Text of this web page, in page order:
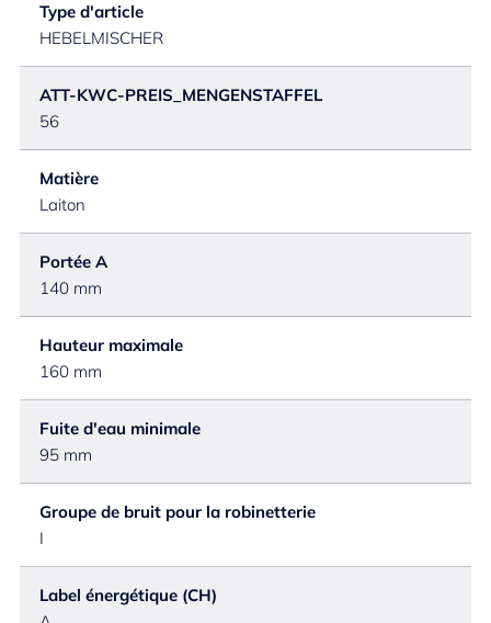
Type d'article
HEBELMISCHER
ATT-KWC-PREIS_MENGENSTAFFEL
56
Matière
Laiton
Portée A
140 mm
Hauteur maximale
160 mm
Fuite d'eau minimale
95 mm
Groupe de bruit pour la robinetterie
I
Label énergétique (CH)